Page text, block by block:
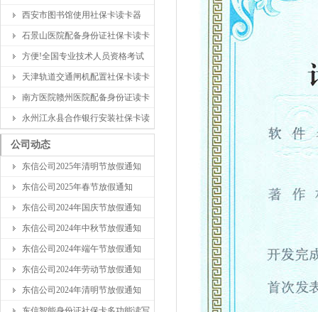
西安市图书馆使用社保卡读卡器
石景山医院配备身份证社保卡读卡
方便!全国专业技术人员资格考试
天津轨道交通闸机配置社保卡读卡
南方医院赣州医院配备身份证读卡
永州江永县合作银行安装社保卡读
公司动态
东信公司2025年清明节放假通知
东信公司2025年春节放假通知
东信公司2024年国庆节放假通知
东信公司2024年中秋节放假通知
东信公司2024年端午节放假通知
东信公司2024年劳动节放假通知
东信公司2024年清明节放假通知